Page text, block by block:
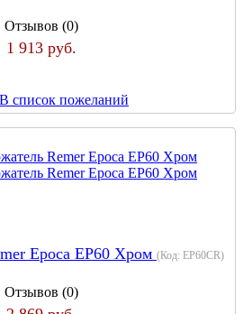
Отзывов (0)
1 913 руб.
В список пожеланий
Epoca EP60 Хром (Код: EP60CR)
Отзывов (0)